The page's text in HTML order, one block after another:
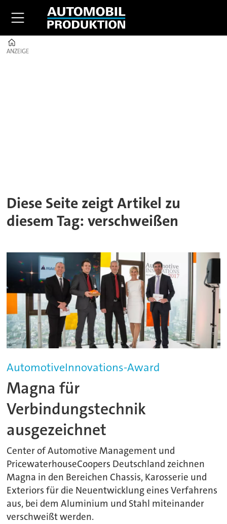
ANZEIGE
ANZEIGE
Diese Seite zeigt Artikel zu
diesem Tag: verschweißen
AutomotiveInnovations-Award
Magna für
Verbindungstechnik
ausgezeichnet
Center of Automotive Management und
PricewaterhouseCoopers Deutschland zeichnen
Magna in den Bereichen Chassis, Karosserie und
Exteriors für die Neuentwicklung eines Verfahrens
aus, bei dem Aluminium und Stahl miteinander
verschweißt werden.